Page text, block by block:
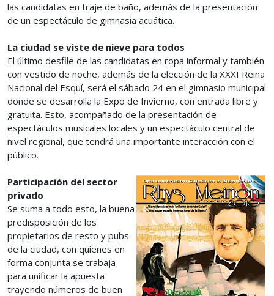
las candidatas en traje de baño, además de la presentación
de un espectáculo de gimnasia acuática.
La ciudad se viste de nieve para todos
El último desfile de las candidatas en ropa informal y también
con vestido de noche, además de la elección de la XXXI Reina
Nacional del Esquí, será el sábado 24 en el gimnasio municipal
donde se desarrolla la Expo de Invierno, con entrada libre y
gratuita. Esto, acompañado de la presentación de
espectáculos musicales locales y un espectáculo central de
nivel regional, que tendrá una importante interacción con el
público.
Participación del sector
privado
Se suma a todo esto, la buena
predisposición de los
propietarios de resto y pubs
de la ciudad, con quienes en
forma conjunta se trabaja
para unificar la apuesta
trayendo números de buen